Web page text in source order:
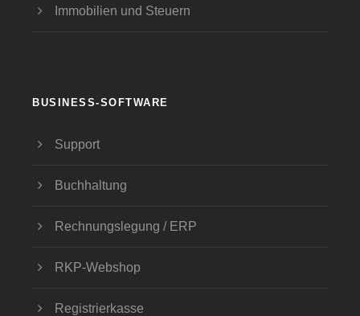
Immobilien und Steuern
BUSINESS-SOFTWARE
Support
Buchhaltung
Rechnungslegung / ERP
RKP-Webshop
Registrierkasse